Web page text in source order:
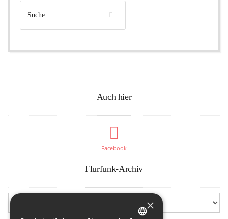
Auch hier
Facebook
Flurfunk-Archiv
×